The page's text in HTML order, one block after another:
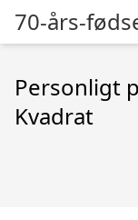
70-års-
Personligt
Kvadrat